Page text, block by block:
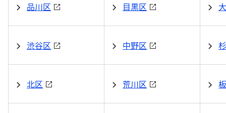
品川区 目黒区
渋谷区 中野区
北区 荒川区